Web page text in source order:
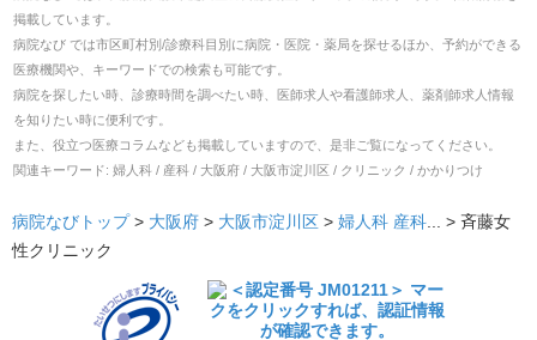
掲載しています。
病院なび では市区町村別/診療科目別に病院・医院・薬局を探せるほか、予約ができる
医療機関や、キーワードでの検索も可能です。
病院を探したい時、診療時間を調べたい時、医師求人や看護師求人、薬剤師求人情報
を知りたい時に便利です。
また、役立つ医療コラムなども掲載していますので、是非ご覧になってください。
関連キーワード: 婦人科 / 産科 / 大阪府 / 大阪市淀川区 / クリニック / かかりつけ
病院なびトップ > 大阪府 > 大阪市淀川区 > 婦人科 産科... > 斉藤女
性クリニック